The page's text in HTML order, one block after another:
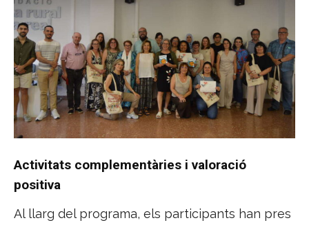
Activitats complementàries i valoració
positiva
Al llarg del programa, els participants han pres